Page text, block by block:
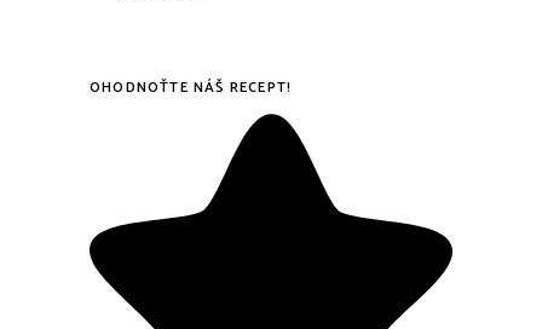
OHODNOŤTE NÁŠ RECEPT!